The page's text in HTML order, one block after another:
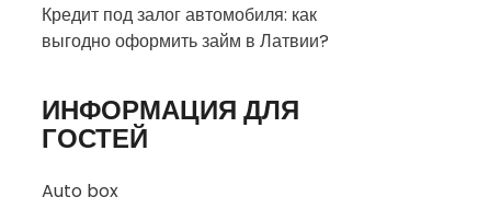
Кредит под залог автомобиля: как
выгодно оформить займ в Латвии?
ИНФОРМАЦИЯ ДЛЯ
ГОСТЕЙ
Auto box